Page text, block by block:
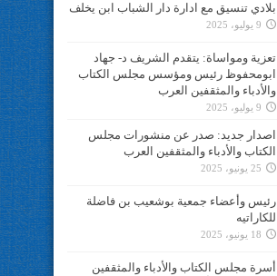
بلادي تنسيق مع ادارة دار الشباب ابن يخلف
9 يوليو، 2025
تعزية ومواساة: يتقدم الشريف د- جهاد
ابومحفوظ رئيس ومؤسس مجلس الكتاب
والأدباء والمثقفين العرب
9 يوليو، 2025
اصدار جديد: صدر عن منشورات مجلس
الكتاب والأدباء والمثقفين العرب
25 يونيو، 2025
رئيس وأعضاء جمعية بوشعيب بن فاضلة
للكاراتيه
18 يونيو، 2025
أسرة مجلس الكتاب والأدباء والمثقفين